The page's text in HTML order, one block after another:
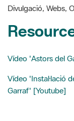
Divulgació, Webs,
Vídeo 'Astors del
Vídeo 'Instal·lació
Garraf' [Youtube]